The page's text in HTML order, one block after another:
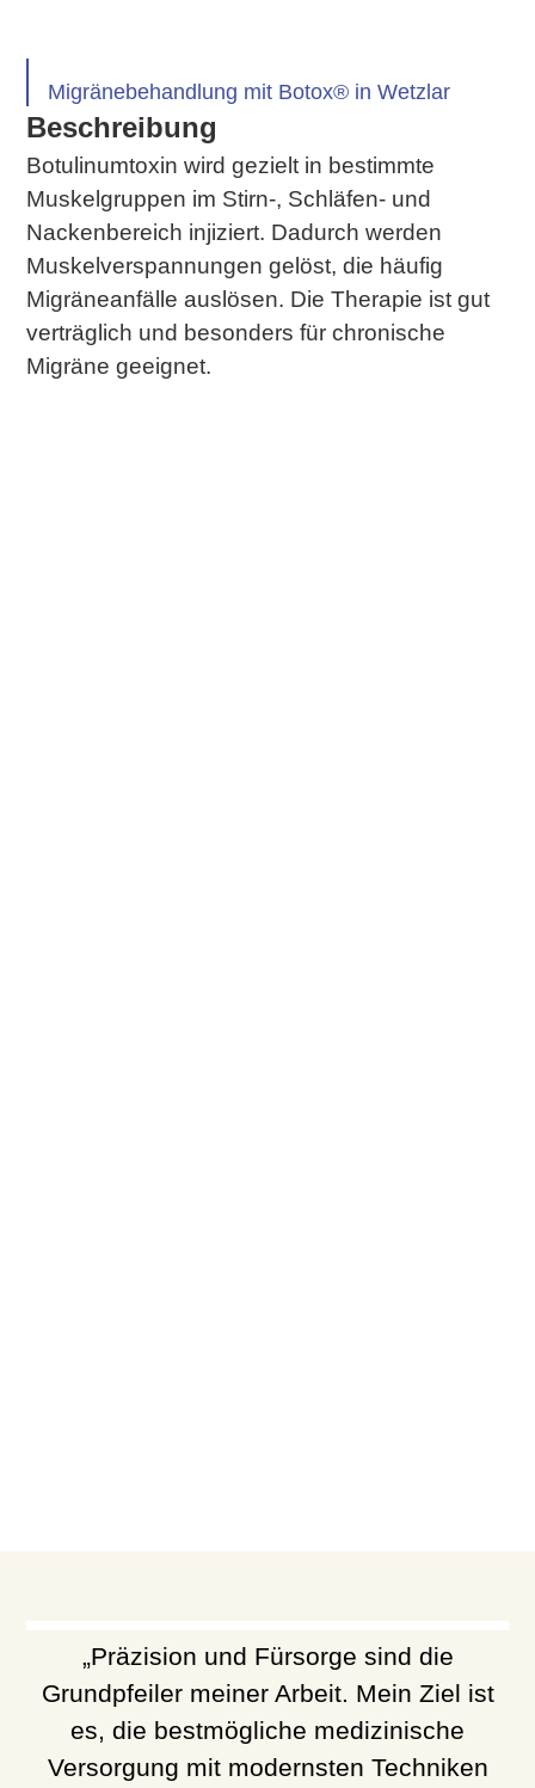
Migränebehandlung mit Botox® in Wetzlar
Beschreibung
Botulinumtoxin wird gezielt in bestimmte
Muskelgruppen im Stirn-, Schläfen- und
Nackenbereich injiziert. Dadurch werden
Muskelverspannungen gelöst, die häufig
Migräneanfälle auslösen. Die Therapie ist gut
verträglich und besonders für chronische
Migräne geeignet.
„Präzision und Fürsorge sind die
Grundpfeiler meiner Arbeit. Mein Ziel ist
es, die bestmögliche medizinische
Versorgung mit modernsten Techniken